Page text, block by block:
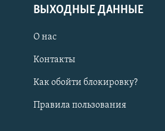
ВЫХОДНЫЕ ДАННЫЕ
О нас
Контакты
Как обойти блокировку?
Правила пользования